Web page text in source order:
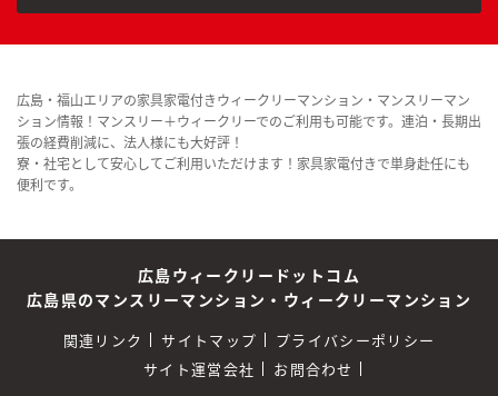
広島・福山エリアの家具家電付きウィークリーマンション・マンスリーマン
ション情報！マンスリー＋ウィークリーでのご利用も可能です。連泊・長期出
張の経費削減に、法人様にも大好評！
寮・社宅として安心してご利用いただけます！家具家電付きで単身赴任にも
便利です。
広島ウィークリードットコム
広島県のマンスリーマンション・ウィークリーマンション
関連リンク サイトマップ
プライバシーポリシー
サイト運営会社
お問合わせ